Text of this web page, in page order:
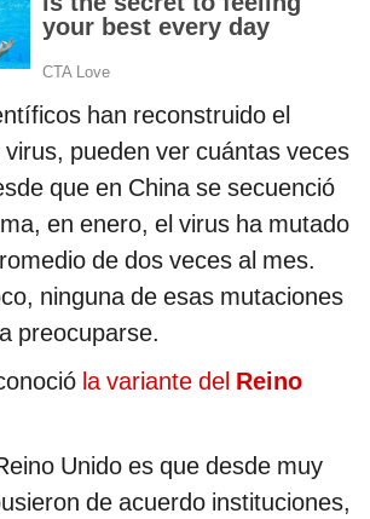
han reconstruido el
pueden ver cuántas veces
que en China se secuenció
en enero, el virus ha mutado
de dos veces al mes.
ninguna de esas mutaciones
preocuparse.
la variante del Reino
Unido es que desde muy
de acuerdo instituciones,